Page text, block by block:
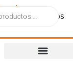
Nosotros